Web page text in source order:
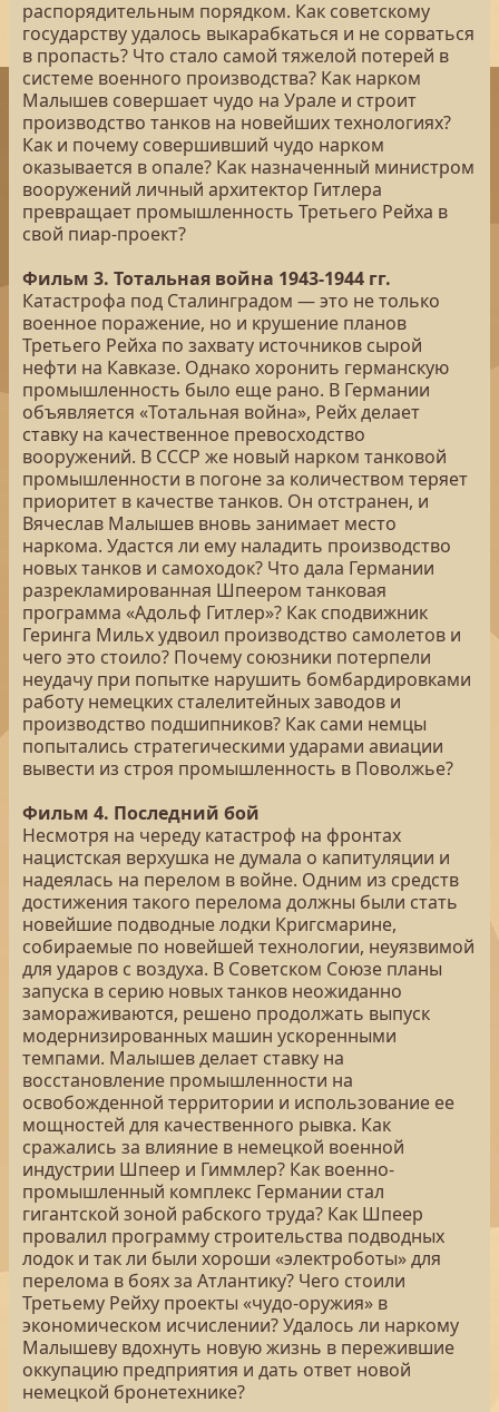
распорядительным порядком. Как советскому
государству удалось выкарабкаться и не сорваться
в пропасть? Что стало самой тяжелой потерей в
системе военного производства? Как нарком
Малышев совершает чудо на Урале и строит
производство танков на новейших технологиях?
Как и почему совершивший чудо нарком
оказывается в опале? Как назначенный министром
вооружений личный архитектор Гитлера
превращает промышленность Третьего Рейха в
свой пиар-проект?
Фильм 3. Тотальная война 1943-1944 гг.
Катастрофа под Сталинградом — это не только
военное поражение, но и крушение планов
Третьего Рейха по захвату источников сырой
нефти на Кавказе. Однако хоронить германскую
промышленность было еще рано. В Германии
объявляется «Тотальная война», Рейх делает
ставку на качественное превосходство
вооружений. В СССР же новый нарком танковой
промышленности в погоне за количеством теряет
приоритет в качестве танков. Он отстранен, и
Вячеслав Малышев вновь занимает место
наркома. Удастся ли ему наладить производство
новых танков и самоходок? Что дала Германии
разрекламированная Шпеером танковая
программа «Адольф Гитлер»? Как сподвижник
Геринга Мильх удвоил производство самолетов и
чего это стоило? Почему союзники потерпели
неудачу при попытке нарушить бомбардировками
работу немецких сталелитейных заводов и
производство подшипников? Как сами немцы
попытались стратегическими ударами авиации
вывести из строя промышленность в Поволжье?
Фильм 4. Последний бой
Несмотря на череду катастроф на фронтах
нацистская верхушка не думала о капитуляции и
надеялась на перелом в войне. Одним из средств
достижения такого перелома должны были стать
новейшие подводные лодки Кригсмарине,
собираемые по новейшей технологии, неуязвимой
для ударов с воздуха. В Советском Союзе планы
запуска в серию новых танков неожиданно
замораживаются, решено продолжать выпуск
модернизированных машин ускоренными
темпами. Малышев делает ставку на
восстановление промышленности на
освобожденной территории и использование ее
мощностей для качественного рывка. Как
сражались за влияние в немецкой военной
индустрии Шпеер и Гиммлер? Как военно-
промышленный комплекс Германии стал
гигантской зоной рабского труда? Как Шпеер
провалил программу строительства подводных
лодок и так ли были хороши «электроботы» для
перелома в боях за Атлантику? Чего стоили
Третьему Рейху проекты «чудо-оружия» в
экономическом исчислении? Удалось ли наркому
Малышеву вдохнуть новую жизнь в пережившие
оккупацию предприятия и дать ответ новой
немецкой бронетехнике?